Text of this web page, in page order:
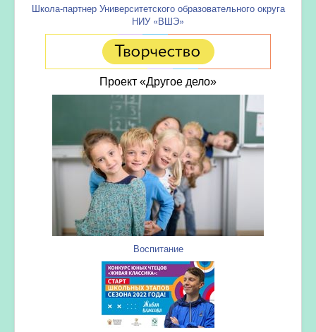
Школа-партнер Университетского образовательного округа
НИУ «ВШЭ»
Проект «Другое дело»
Воспитание